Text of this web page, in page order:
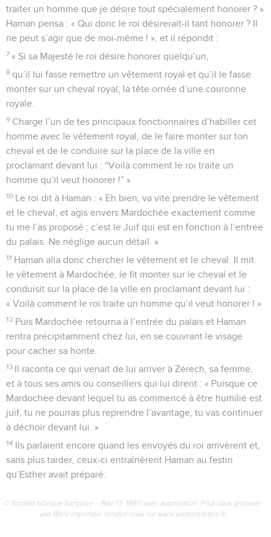
traiter un homme que je désire tout spécialement honorer ? »
Haman pensa : « Qui donc le roi désirerait-il tant honorer ? Il
ne peut s’agir que de moi-même ! », et il répondit :
7 « Si sa Majesté le roi désire honorer quelqu’un,
8 qu’il lui fasse remettre un vêtement royal et qu’il le fasse
monter sur un cheval royal, la tête ornée d’une couronne
royale.
9 Charge l’un de tes principaux fonctionnaires d’habiller cet
homme avec le vêtement royal, de le faire monter sur ton
cheval et de le conduire sur la place de la ville en
proclamant devant lui : “Voilà comment le roi traite un
homme qu’il veut honorer !” »
10 Le roi dit à Haman : « Eh bien, va vite prendre le vêtement
et le cheval, et agis envers Mardochée exactement comme
tu me l’as proposé ; c’est le Juif qui est en fonction à l’entrée
du palais. Ne néglige aucun détail. »
11 Haman alla donc chercher le vêtement et le cheval. Il mit
le vêtement à Mardochée, le fit monter sur le cheval et le
conduisit sur la place de la ville en proclamant devant lui :
« Voilà comment le roi traite un homme qu’il veut honorer ! »
12 Puis Mardochée retourna à l’entrée du palais et Haman
rentra précipitamment chez lui, en se couvrant le visage
pour cacher sa honte.
13 Il raconta ce qui venait de lui arriver à Zérech, sa femme,
et à tous ses amis ou conseillers qui lui dirent : « Puisque ce
Mardochée devant lequel tu as commencé à être humilié est
juif, tu ne pourras plus reprendre l’avantage, tu vas continuer
à déchoir devant lui. »
14 Ils parlaient encore quand les envoyés du roi arrivèrent et,
sans plus tarder, ceux-ci entraînèrent Haman au festin
qu’Esther avait préparé.
© Société biblique française – Bibli’O, 1997, avec autorisation. Pour vous procurer
une Bible imprimée, rendez-vous sur www.editionsbiblio.fr